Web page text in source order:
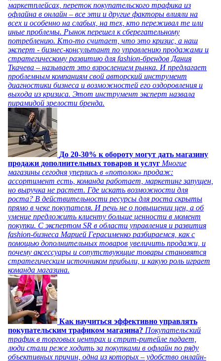
маркетплейсах, переток покупательского трафика из
офлайна в онлайн – все эти и другие факторы влияли на
всех и особенно на слабых, на тех, кто переживал те или
иные проблемы. Рынок перешел к сберегательному
потреблению. Кто-то считает, что это кризис, а наш
эксперт - бизнес-консультант по управлению продажами и
стратегическому развитию для fashion-брендов Дания
Ткачева – называет это взрослением рынка. И предлагает
проблемным компаниям свой авторский инструмент
диагностики бизнеса и возможностей его оздоровления и
выхода из кризиса. Этот инструмент эксперт назвала
пирамидой зрелости бренда.
До 20-30% к обороту могут дать магазину
продажи дополнительных товаров и услуг Многие
магазины сегодня уперлись в «потолок» продаж:
ассортимент есть, команда работает, маркетинг запущен,
но выручка не растет. Где искать возможности для
роста? В действительности ресурсы для роста скрыты
прямо в чеке покупателя. И речь не о повышении цен, а об
умение предложить клиенту больше ценности в момент
покупки. С экспертом SR в области управления и развития
fashion-бизнеса Марией Герасименко разбираемся, как с
помощью дополнительных товаров увеличить продажи, и
почему аксессуары и сопутствующие товары становятся
стратегическим источником прибыли, и какую роль играет
команда магазина.
Как научиться эффективно управлять
покупательским трафиком магазина? Покупательский
трафик в торговых центрах и стрит-ритейле падает,
люди стали реже ходить за покупками в офлайн по ряду
объективных причин, одна из которых – удобство онлайн-